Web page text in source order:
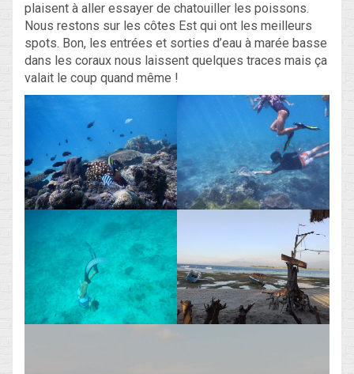
plaisent à aller essayer de chatouiller les poissons.
Nous restons sur les côtes Est qui ont les meilleurs
spots. Bon, les entrées et sorties d’eau à marée basse
dans les coraux nous laissent quelques traces mais ça
valait le coup quand même !